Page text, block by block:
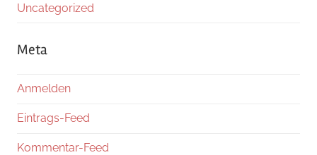
Uncategorized
Meta
Anmelden
Eintrags-Feed
Kommentar-Feed